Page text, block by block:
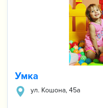
Умка
ул. ​Кошона, 45а